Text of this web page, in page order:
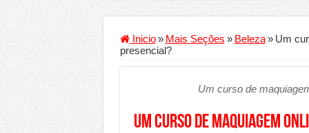
Criador de Sites ou VPS:
Conheça a melhor
PF e Emissoras Apertam
Inicio » Mais Seções » Beleza » Um
presencial?
Um curso de
Um curso de maquiagem